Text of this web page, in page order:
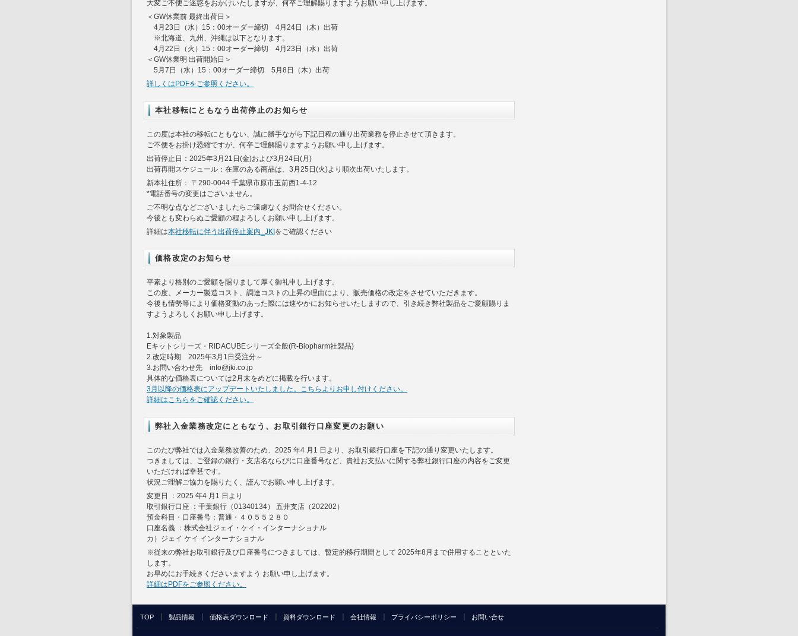
大変ご不便ご迷惑をおかけいたしますが、何卒ご理解賜りますようお願い申し上げます。
＜GW休業前 最終出荷日＞
4月23日（水）15：00オーダー締切 4月24日（木）出荷
※北海道、九州、沖縄は以下となります。
4月22日（火）15：00オーダー締切 4月23日（水）出荷
＜GW休業明 出荷開始日＞
5月7日（水）15：00オーダー締切 5月8日（木）出荷
詳しくはPDFをご参照ください。
本社移転にともなう出荷停止のお知らせ
この度は本社の移転にともない、誠に勝手ながら下記日程の通り出荷業務を停止させて頂きます。
ご不便をお掛け恐縮ですが、何卒ご理解賜りますようお願い申し上げます。
出荷停止日：2025年3月21日(金)および3月24日(月)
出荷再開スケジュール：在庫のある商品は、3月25日(火)より順次出荷いたします。
新本社住所： 〒290-0044 千葉県市原市玉前西1-4-12
*電話番号の変更はございません。
ご不明な点などございましたらご遠慮なくお問合せください。
今後とも変わらぬご愛顧の程よろしくお願い申し上げます。
詳細は本社移転に伴う出荷停止案内_JKI をご確認ください
価格改定のお知らせ
平素より格別のご愛顧を賜りまして厚く御礼申し上げます。
この度、メーカー製造コスト、調達コストの上昇の理由により、販売価格の改定をさせていただきます。
今後も情勢等により価格変動のあった際には速やかにお知らせいたしますので、引き続き弊社製品をご愛顧賜りま
すようよろしくお願い申し上げます。
1.対象製品
Eキットシリーズ・RIDACUBEシリーズ全般(R-Biopharm社製品)
2.改定時期 2025年3月1日受注分～
3.お問い合わせ先 info@jki.co.jp
具体的な価格表については2月末をめどに掲載を行います。
3月以降の価格表にアップデートいたしました。こちらよりお申し付けください。
詳細はこちらをご確認ください。
弊社入金業務改定にともなう、お取引銀行口座変更のお願い
このたび弊社では入金業務改善のため、2025 年4 月1 日より、お取引銀行口座を下記の通り変更いたします。
つきましては、ご登録の銀行・支店名ならびに口座番号など、貴社お支払いに関する弊社銀行口座の内容をご変更
いただければ幸甚です。
状況ご理解ご協力を賜りたく、謹んでお願い申し上げます。
変更日 ：2025 年4 月1 日より
取引銀行口座 ：千葉銀行（01340134） 五井支店（202202）
預金科目・口座番号：普通・４０５５２８０
口座名義 ：株式会社ジェイ・ケイ・インターナショナル
カ）ジェイ ケイ インターナショナル
※従来の弊社お取引銀行及び口座番号につきましては、暫定的移行期間として 2025年8月まで併用することといた
します。
お早めにお手続きくださいますよう お願い申し上げます。
詳細はPDFをご参照ください。
TOP 製品情報 価格表ダウンロード 資料ダウンロード 会社情報 プライバシーポリシー お問い合せ